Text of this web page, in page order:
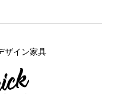
ザイン家具